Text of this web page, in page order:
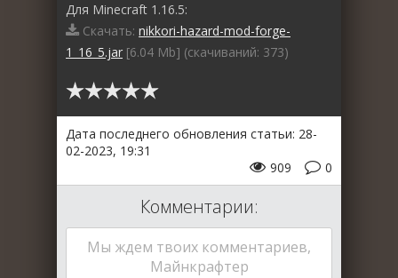
Для Minecraft 1.16.5:
Скачать: nikkori-hazard-mod-forge-
1_16_5.jar [6.04 Mb] (cкачиваний: 373)
Дата последнего обновления статьи: 28-
02-2023, 19:31
0
909
Комментарии:
Мы ждем твоих комментариев,
Майнкрафтер